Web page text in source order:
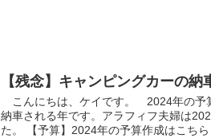
【残念】キャンピングカーの
こんにちは、ケイです。 2024年の予
納車される年です。アラフィフ夫婦は
た。 【予算】2024年の予算作成はこち